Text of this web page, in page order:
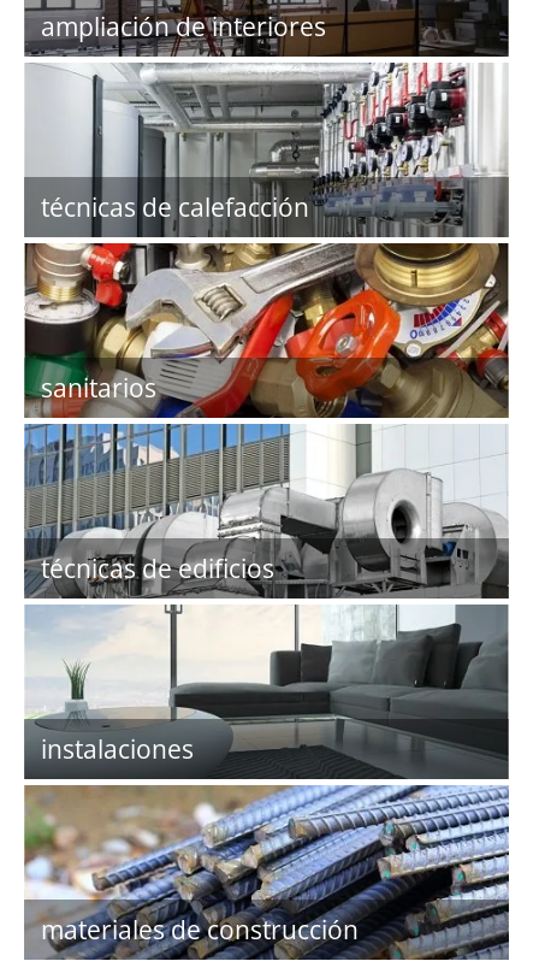
ampliación de interiores
técnicas de calefacción
sanitarios
técnicas de edificios
instalaciones
materiales de construcción